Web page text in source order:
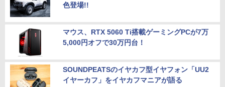
色登場!!
マウス、RTX 5060 Ti搭載ゲーミングPCが7万
5,000円オフで30万円台！
SOUNDPEATSのイヤカフ型イヤフォン「UU2
イヤーカフ」をイヤカフマニアが語る